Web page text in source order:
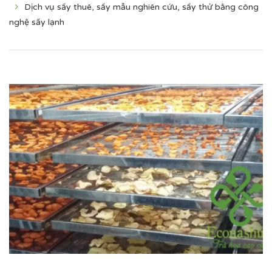
Dịch vụ sấy thuê, sấy mẫu nghiên cứu, sấy thử bằng công
nghệ sấy lạnh